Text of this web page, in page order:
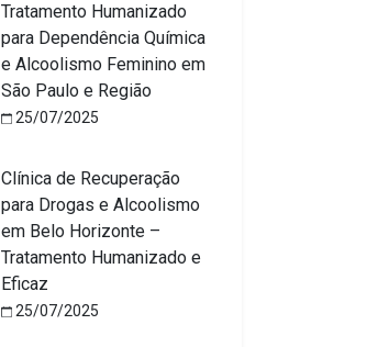
Tratamento Humanizado
para Dependência Química
e Alcoolismo Feminino em
São Paulo e Região
25/07/2025
Clínica de Recuperação
para Drogas e Alcoolismo
em Belo Horizonte –
Tratamento Humanizado e
Eficaz
25/07/2025